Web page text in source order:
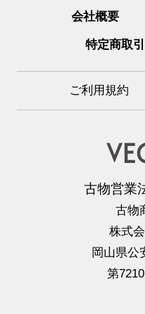
会社概要
特定商取
ご利用規約
古物営業
古物
株式
岡山県公
第